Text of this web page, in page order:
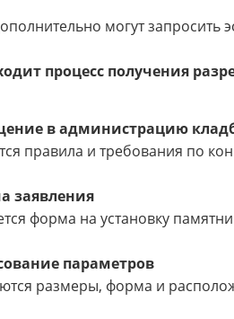
могут запросить
процесс получения
в администрацию
правила и требования по
заявления
форма на установку
параметров
размеры, форма и